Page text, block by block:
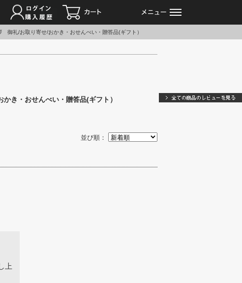
ログイン
礼/お取り寄せ/おかき・おせんべい・贈答品(ギフト）
き・おせんべい・贈答品(ギフト）
並び順：
上